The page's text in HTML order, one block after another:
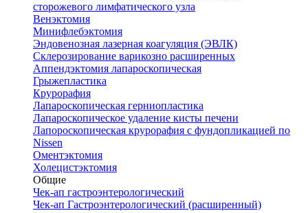
сторожевого лимфатического узла
Венэктомия
Минифлебэктомия
Эндовенозная лазерная коагуляция (ЭВЛК)
Склерозирование варикозно расширенных
Аппендэктомия лапароскопическая
Грыжепластика
Крурорафия
Лапароскопическая герниопластика
Лапароскопическое удаление кисты печени
Лапороскопическая крурорафия с фундопликацией по
Nissen
Оментэктомия
Холецистэктомия
Общие
Чек-ап гастроэнтерологический
Чек-ап Гастроэнтерологический (расширенный)